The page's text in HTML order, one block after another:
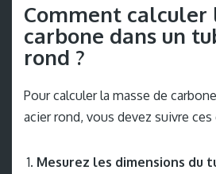
Comment calculer
carbone dans un
rond ?
Pour calculer la masse de
acier rond, vous devez suivre ces
Mesurez les dimensions du